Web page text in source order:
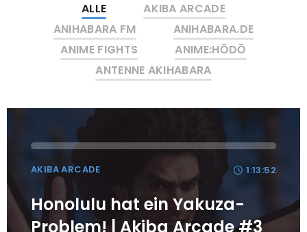
ALLE
AKIBA ARCADE
ANIHABARA FM
ANIHABARA.DE
ANIME FIGHTS
ANIME:HŌDŌ
ANTENNE AKIHABARA
AKIBA ARCADE 1:13:52
Honolulu hat ein Yakuza-
Problem! | Akiba Arcade #3